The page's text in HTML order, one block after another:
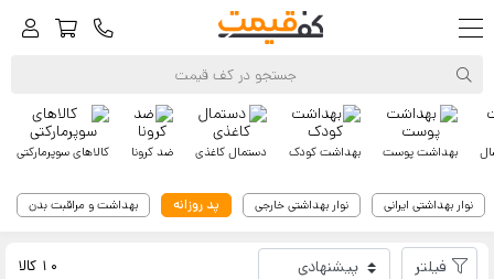
کالاهای سوپرمارکتی ضد کرونا دستمال کاغذی بهداشت کودک بهداشت پوست
بهداشت و مراقبت بدن پد روزانه نوار بهداشتی خارجی نوار بهداشتی ایرانی
کف‌قیمت بهداشت بانوان
پد روزانه
فیلتر
10 کالا